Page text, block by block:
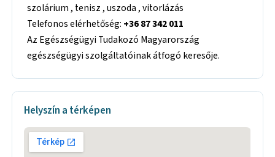
szolárium , tenisz , uszoda , vitorlázás
Telefonos elérhetőség: +36 87 342 011
Az Egészségügyi Tudakozó Magyarország
egészségügyi szolgáltatóinak átfogó keresője.
Helyszín a térképen